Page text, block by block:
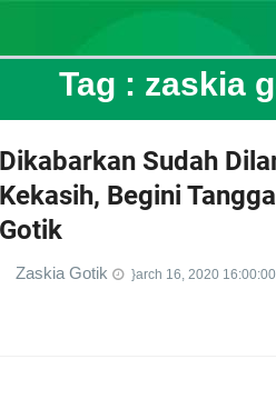
Tag : zaskia
Dikabarkan Sudah
Kekasih, Begini
Gotik
Zaskia Gotik }arch 16, 2020 16:00:00